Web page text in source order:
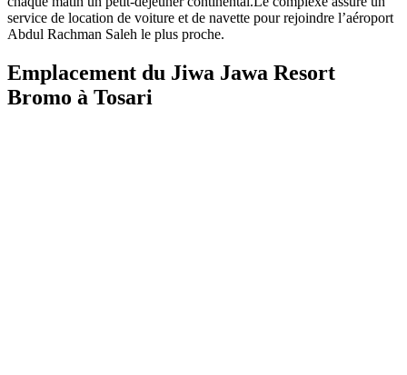
service de location de voiture et de navette pour rejoindre l’aéroport
Abdul Rachman Saleh le plus proche.
Emplacement du Jiwa Jawa Resort
Bromo à Tosari